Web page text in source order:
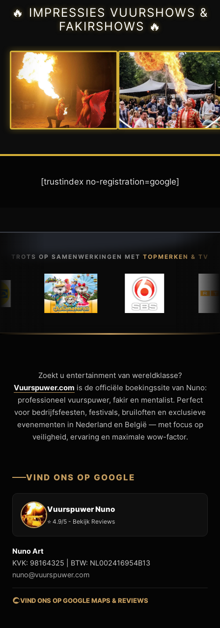
🔥 IMPRESSIES VUURSHOWS &
FAKIRSHOWS 🔥
[trustindex no-registration=google]
TROTS OP SAMENWERKINGEN MET TOPMERKEN & TV
Zoekt u entertainment van wereldklasse?
Vuurspuwer.com is de officiële boekingssite van Nuno:
professioneel vuurspuwer, fakir en mentalist. Perfect
voor bedrijfsfeesten, festivals, bruiloften en exclusieve
evenementen in Nederland en België — met focus op
veiligheid, ervaring en maximale wow-factor.
VIND ONS OP GOOGLE
Vuurspuwer Nuno
⭐ 4.9/5 - Bekijk Reviews
Nuno Art
KVK: 98164325 | BTW: NL002416954B13
nuno@vuurspuwer.com
VIND ONS OP GOOGLE MAPS & REVIEWS